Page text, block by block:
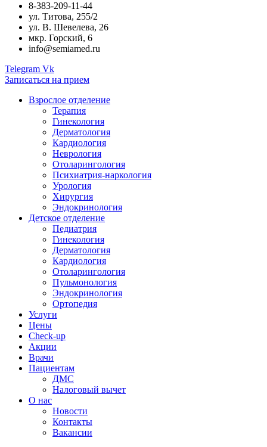
8-383-209-11-44
ул. Титова, 255/2
ул. В. Шевелева, 26
мкр. Горский, 6
info@semiamed.ru
Telegram Vk
Записаться на прием
Взрослое отделение
Терапия
Гинекология
Дерматология
Кардиология
Неврология
Отоларингология
Психиатрия-наркология
Урология
Хирургия
Эндокринология
Детское отделение
Педиатрия
Гинекология
Дерматология
Кардиология
Отоларингология
Пульмонология
Эндокринология
Ортопедия
Услуги
Цены
Check-up
Акции
Врачи
Пациентам
ДМС
Налоговый вычет
О нас
Новости
Контакты
Вакансии